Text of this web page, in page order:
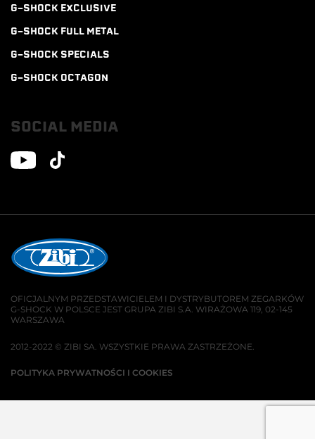
G-SHOCK EXCLUSIVE
G-SHOCK FULL METAL
G-SHOCK SPECIALS
G-SHOCK OCTAGON
SOCIAL MEDIA
OFICJALNYM PRZEDSTAWICIELEM I DYSTRYBUTOREM ZEGARKÓW
G-SHOCK W POLSCE JEST GRUPA ZIBI S.A. WIRAŻOWA 119, 02-145
WARSZAWA
2012-2022 © ZIBI SA. WSZYSTKIE PRAWA ZASTRZEŻONE.
POLITYKA PRYWATNOŚCI I COOKIES